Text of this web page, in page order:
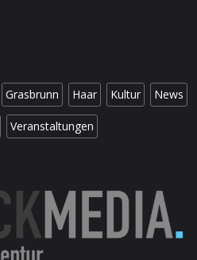
Grasbrunn Haar Kultur News
Veranstaltungen